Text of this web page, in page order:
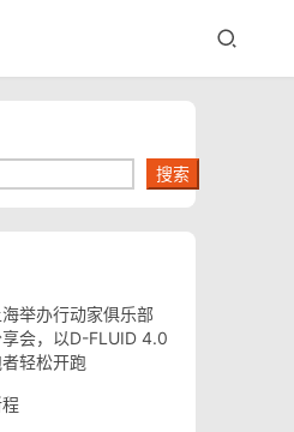
搜索
举办行动家俱乐部
享会，以D-FLUID 4.0
轻松开跑